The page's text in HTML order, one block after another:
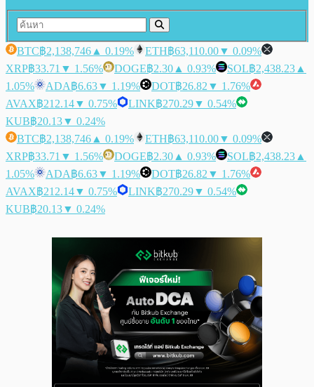
BTC฿2,138,746 ▲ 0.19% ETH฿63,110.00▼ 0.09%
XRP฿33.71 ▼ 1.56% DOGE฿2.30 ▲ 0.93% SOL฿2,438.23 ▲
1.05%
ADA฿6.63▼ 1.19% DOT฿26.82 ▼ 1.76%
AVAX฿212.14▼ 0.75% LINK฿270.29▼ 0.54%
KUB฿20.13▼ 0.24%
BTC฿2,138,746 ▲ 0.19% ETH฿63,110.00▼ 0.09%
XRP฿33.71 ▼ 1.56% DOGE฿2.30 ▲ 0.93% SOL฿2,438.23 ▲
1.05%
ADA฿6.63▼ 1.19% DOT฿26.82 ▼ 1.76%
AVAX฿212.14▼ 0.75% LINK฿270.29▼ 0.54%
KUB฿20.13▼ 0.24%